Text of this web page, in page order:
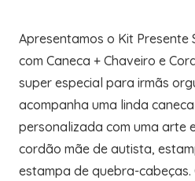
Apresentamos o Kit Presente
com Caneca + Chaveiro e
super especial para irmãs
acompanha uma linda
personalizada com uma arte
cordão mãe de autista,
estampa de quebra-cabeças.